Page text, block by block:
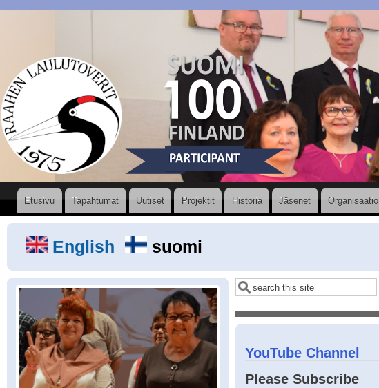
Valikko
Etusivu Tapahtumat Uutiset Projektit Historia Jäsenet Organisaatio
English suomi
Etsi
YouTube Channel
Please Subscribe